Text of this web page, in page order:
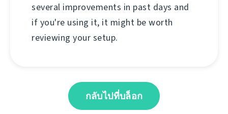
several improvements in past days and
if you're using it, it might be worth
reviewing your setup.
กลับไปที่บล็อก